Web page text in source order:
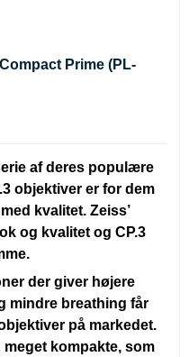
Prime (PL-
af deres populære
objektiver er for dem
kvalitet. Zeiss’
og kvalitet og CP.3
der giver højere
mindre breathing får
på markedet.
kompakte, som